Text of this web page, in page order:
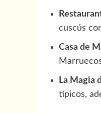
cuscús
Casa de
La Magia
típicos,